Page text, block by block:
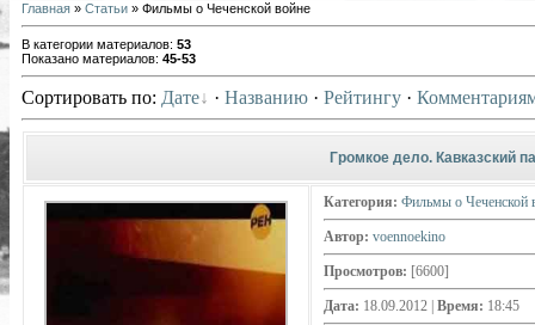
Главная » Статьи » Фильмы о Чеченской войне
В категории материалов: 53
Показано материалов: 45-53
Сортировать по: Дате · Названию · Рейтингу ·
Громкое дело. Кавказский
Категория: Фильмы о Чеченской
Автор: voennoekino
Просмотров: [6600]
Дата: 18.09.2012 Время: 18:45